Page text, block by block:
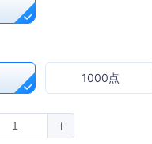
1000点